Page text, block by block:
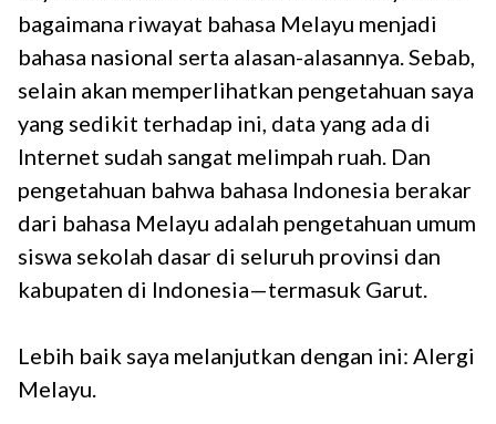
bagaimana riwayat bahasa Melayu menjadi
bahasa nasional serta alasan-alasannya. Sebab,
selain akan memperlihatkan pengetahuan saya
yang sedikit terhadap ini, data yang ada di
Internet sudah sangat melimpah ruah. Dan
pengetahuan bahwa bahasa Indonesia berakar
dari bahasa Melayu adalah pengetahuan umum
siswa sekolah dasar di seluruh provinsi dan
kabupaten di Indonesia—termasuk Garut.
Lebih baik saya melanjutkan dengan ini: Alergi
Melayu.